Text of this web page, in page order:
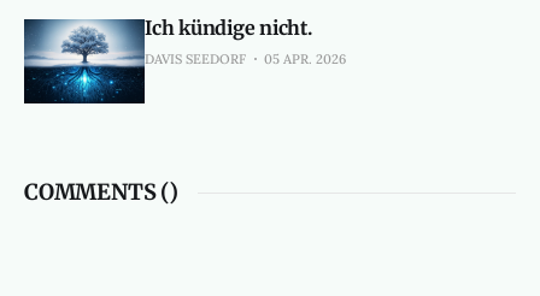
Ich kündige nicht.
DAVIS SEEDORF 05 APR. 2026
COMMENTS ()